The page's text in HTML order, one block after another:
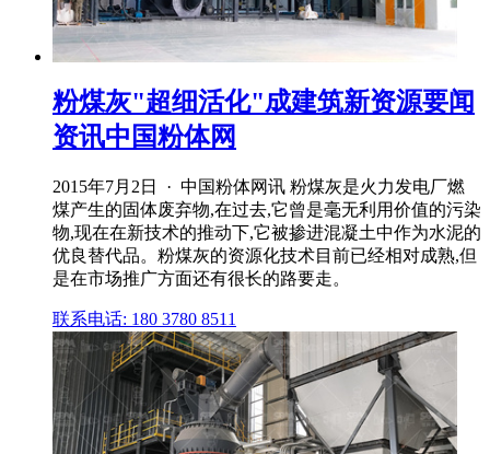
粉煤灰"超细活化"成建筑新资源要闻
资讯中国粉体网
2015年7月2日 · 中国粉体网讯 粉煤灰是火力发电厂燃
煤产生的固体废弃物,在过去,它曾是毫无利用价值的污染
物,现在在新技术的推动下,它被掺进混凝土中作为水泥的
优良替代品。粉煤灰的资源化技术目前已经相对成熟,但
是在市场推广方面还有很长的路要走。
联系电话: 180 3780 8511